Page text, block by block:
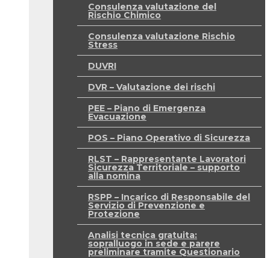
Consulenza valutazione del
Rischio Chimico
Consulenza valutazione Rischio
Stress
DUVRI
DVR – Valutazione dei rischi
PEE – Piano di Emergenza
Evacuazione
POS – Piano Operativo di Sicurezza
RLST – Rappresentante Lavoratori
Sicurezza Territoriale – supporto
alla nomina
RSPP – Incarico di Responsabile del
Servizio di Prevenzione e
Protezione
Analisi tecnica gratuita:
sopralluogo in sede e parere
preliminare tramite Questionario